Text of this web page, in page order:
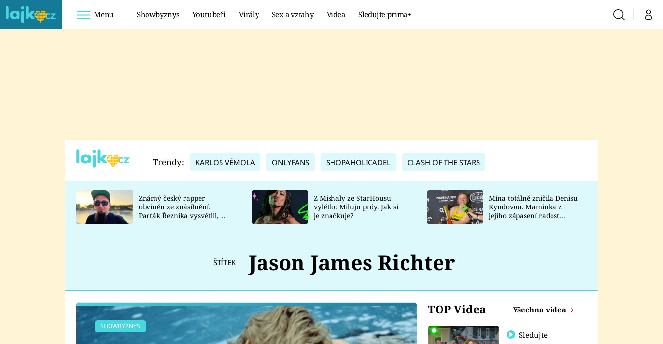
Menu Showbyznys Youtubeři Virály Sex a vztahy Videa Sledujte prima+ VyhledáváníMůj
TADEÁŠ KUBĚNKA
DATEL
Prima Lajk
Sledujte nás
Trendy: KARLOS VÉMOLA ONLYFANS SHOPAHOLICADEL CLASH OF THE STARS
Známý český rapper
obviněn ze znásilnění:
Parťák Řezníka vysvětlil, co
Z Mishaly ze StarHousu
vylétlo: Miluju prdy. Jak si
je značkuje?
Mína totálně zničila Denisu
Ryndovou. Maminka z
jejího zápasení radost
ŠTÍTEK Jason James Richter
TOP Videa Všechna videa
Sledujte
SHOWBYZNYS